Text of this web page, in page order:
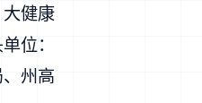
健康
位：
州高